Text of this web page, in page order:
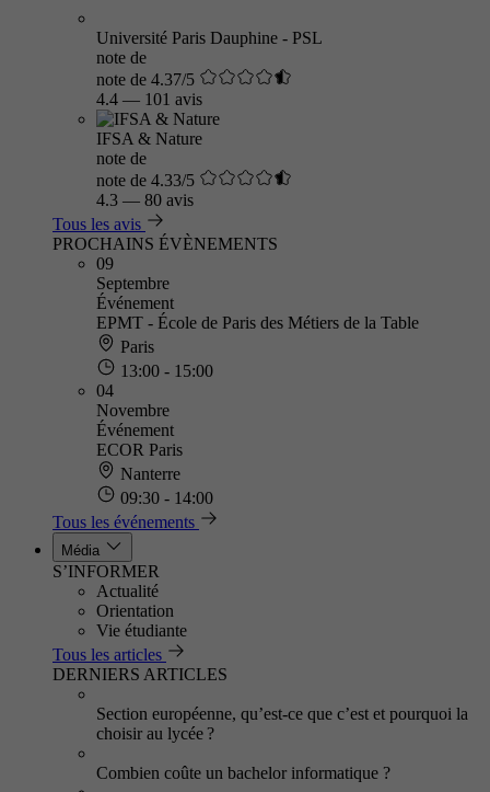
Université Paris Dauphine - PSL
note de
note de 4.37/5
4.4 — 101 avis
IFSA & Nature
note de
note de 4.33/5
4.3 — 80 avis
Tous les avis
PROCHAINS ÉVÈNEMENTS
09
Septembre
Événement
EPMT - École de Paris des Métiers de la Table
Paris
13:00 - 15:00
04
Novembre
Événement
ECOR Paris
Nanterre
09:30 - 14:00
Tous les événements
Média
S’INFORMER
Actualité
Orientation
Vie étudiante
Tous les articles
DERNIERS ARTICLES
Section européenne, qu’est-ce que c’est et pourquoi la
choisir au lycée ?
Combien coûte un bachelor informatique ?